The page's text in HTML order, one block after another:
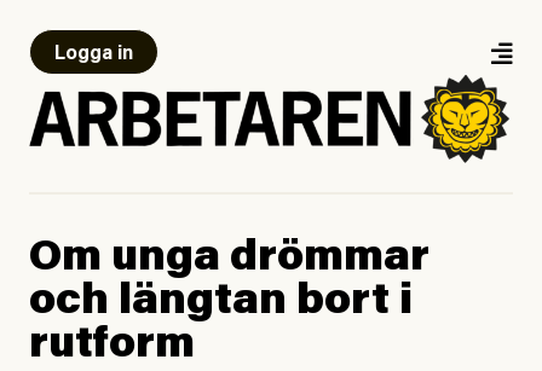
Logga in
Om unga drömmar
och längtan bort i
rutform